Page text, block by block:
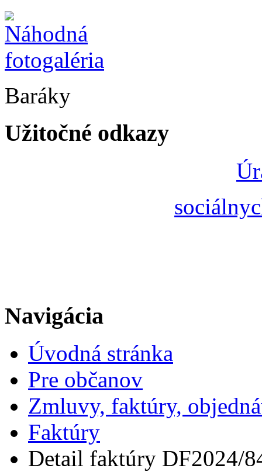
Baráky
Užitočné odkazy
Navigácia
Úvodná stránka
Pre občanov
Zmluvy, faktúry,
Faktúry
Detail faktúry DF2024/